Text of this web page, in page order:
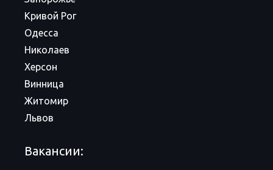
Кривой Рог
Одесса
Николаев
Херсон
Винница
Житомир
Львов
Вакансии: